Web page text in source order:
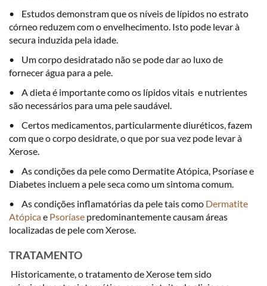
• Estudos demonstram que os níveis de lípidos no estrato
córneo reduzem com o envelhecimento. Isto pode levar à
secura induzida pela idade.
• Um corpo desidratado não se pode dar ao luxo de
fornecer água para a pele.
• A dieta é importante como os lípidos vitais e nutrientes
são necessários para uma pele saudável.
• Certos medicamentos, particularmente diuréticos, fazem
com que o corpo desidrate, o que por sua vez pode levar à
Xerose.
• As condições da pele como Dermatite Atópica, Psoríase e
Diabetes incluem a pele seca como um sintoma comum.
• As condições inflamatórias da pele tais como Dermatite
Atópicae Psoríase predominantemente causam áreas
localizadas de pele com Xerose.
TRATAMENTO
Historicamente, o tratamento de Xerose tem sido